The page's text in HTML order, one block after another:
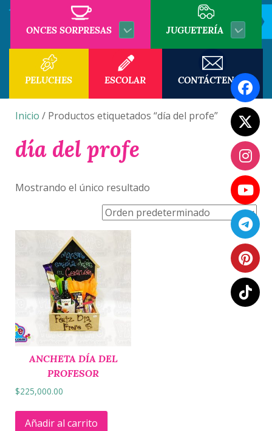
ONCES SORPRESAS JUGUETERÍA
PELUCHES ESCOLAR CONTÁCTENOS
Inicio / Productos etiquetados “día del profe”
día del profe
Mostrando el único resultado
ANCHETA DÍA DEL
PROFESOR
$225,000.00
Añadir al carrito